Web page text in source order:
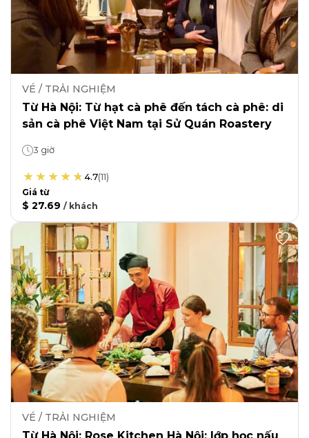
VÉ / TRẢI NGHIỆM
Từ Hà Nội: Từ hạt cà phê đến tách cà phê: di
sản cà phê Việt Nam tại Sử Quán Roastery
3 giờ
4.7(11)
Giá từ
$ 27.69 / khách
VÉ / TRẢI NGHIỆM